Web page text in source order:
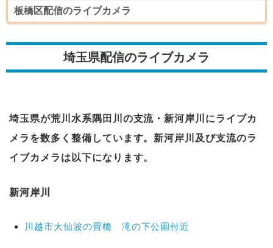
板橋区配信のライブカメラ
埼玉県配信のライブカメラ
埼玉県が荒川水系隅田川の支流・新河岸川にライブカ
メラを数多く整備しています。新河岸川及び支流のラ
イブカメラは以下になります。
新河岸川
川越市大仙波の畳橋 滝の下公園付近